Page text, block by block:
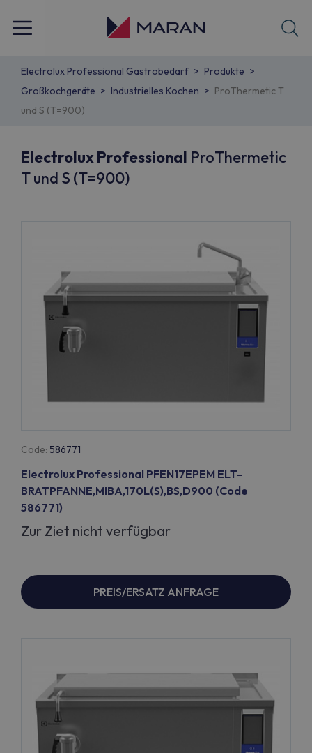
Electrolux Professional Gastrobedarf
Produkte
Großkochgeräte
Industrielles Kochen
ProThermetic T
und S (T=900)
Electrolux Professional ProThermetic
T und S (T=900)
Code: 586771
Electrolux Professional PFEN17EPEM ELT-
BRATPFANNE,MIBA,170L(S),BS,D900 (Code
586771)
Zur Ziet nicht verfügbar
PREIS/ERSATZ ANFRAGE